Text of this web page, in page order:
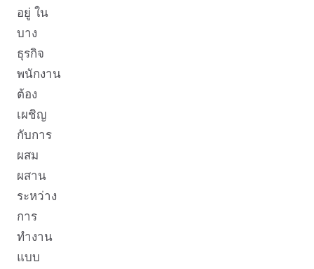
อยู่ ใน
บาง
ธุรกิจ
พนักงาน
ต้อง
เผชิญ
กับการ
ผสม
ผสาน
ระหว่าง
การ
ทำงาน
แบบ